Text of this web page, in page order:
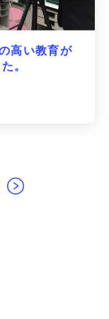
高い教育が
。